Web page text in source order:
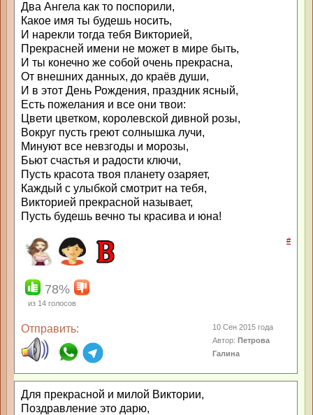
Два Ангела как то поспорили,
Какое имя ты будешь носить,
И нарекли тогда тебя Викторией,
Прекрасней имени не может в мире быть,
И ты конечно же собой очень прекрасна,
От внешних данных, до краёв души,
И в этот День Рождения, праздник ясный,
Есть пожелания и все они твои:
Цвети цветком, королевской дивной розы,
Вокруг пусть греют солнышка лучи,
Минуют все невзгоды и морозы,
Бьют счастья и радости ключи,
Пусть красота твоя планету озаряет,
Каждый с улыбкой смотрит на тебя,
Викторией прекрасной называет,
Пусть будешь вечно ты красива и юна!
#
78%
из 14 голосов
Отправить:
10 Сен 2015 года
Автор:Петрова
Галина
Для прекрасной и милой Виктории,
Поздравление это дарю,